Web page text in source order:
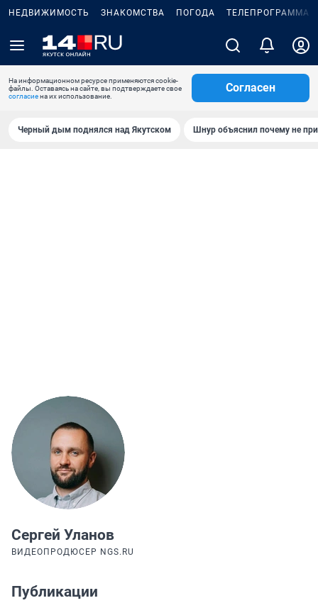
НЕДВИЖИМОСТЬ ЗНАКОМСТВА ПОГОДА ТЕЛЕПРОГРАММА
На информационном ресурсе применяются cookie-
файлы. Оставаясь на сайте, вы подтверждаете свое
согласиена их использование.
Согласен
Черный дым поднялся над Якутском Шнур объяснил почему не
Сергей Уланов
ВИДЕОПРОДЮСЕР NGS.RU
Публикации